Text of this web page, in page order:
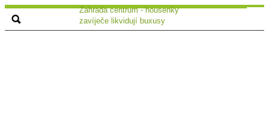
Zahrada centrum - housenky
zavíječe likvidují buxusy